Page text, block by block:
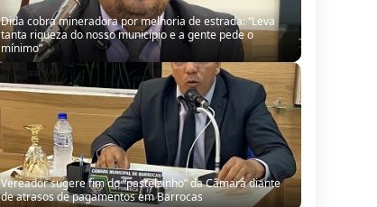
Dida cobra mineradora por melhoria de estrada: “Leva
tanta riqueza do nosso município e a gente pede o
mínimo”
Vereador sugere fim do “pastelzinho” da Câmara diante
de atrasos de pagamentos em Barrocas